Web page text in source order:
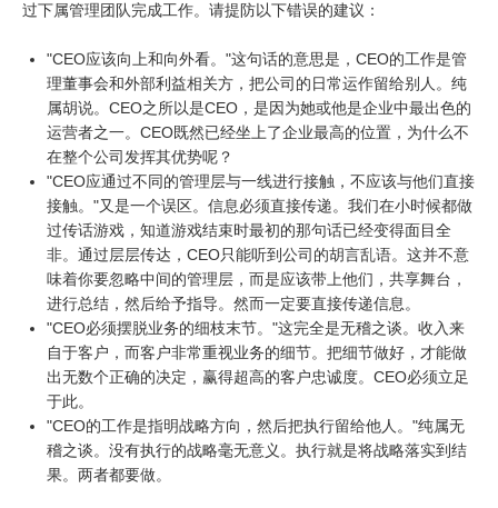
过下属管理团队完成工作。请提防以下错误的建议：
"CEO应该向上和向外看。"这句话的意思是，CEO的工作是管
理董事会和外部利益相关方，把公司的日常运作留给别人。纯
属胡说。CEO之所以是CEO，是因为她或他是企业中最出色的
运营者之一。CEO既然已经坐上了企业最高的位置，为什么不
在整个公司发挥其优势呢？
"CEO应通过不同的管理层与一线进行接触，不应该与他们直接
接触。"又是一个误区。信息必须直接传递。我们在小时候都做
过传话游戏，知道游戏结束时最初的那句话已经变得面目全
非。通过层层传达，CEO只能听到公司的胡言乱语。这并不意
味着你要忽略中间的管理层，而是应该带上他们，共享舞台，
进行总结，然后给予指导。然而一定要直接传递信息。
"CEO必须摆脱业务的细枝末节。"这完全是无稽之谈。收入来
自于客户，而客户非常重视业务的细节。把细节做好，才能做
出无数个正确的决定，赢得超高的客户忠诚度。CEO必须立足
于此。
"CEO的工作是指明战略方向，然后把执行留给他人。"纯属无
稽之谈。没有执行的战略毫无意义。执行就是将战略落实到结
果。两者都要做。